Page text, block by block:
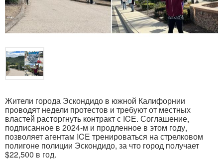
Жители города Эскондидо в южной Калифорнии
проводят недели протестов и требуют от местных
властей расторгнуть контракт с ICE. Соглашение,
подписанное в 2024-м и продленное в этом году,
позволяет агентам ICE тренироваться на стрелковом
полигоне полиции Эскондидо, за что город получает
$22,500 в год.